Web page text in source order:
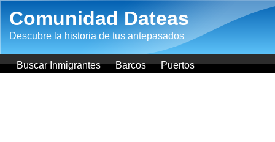
Comunidad Dateas
Descubre la historia de tus antepasados
Buscar Inmigrantes Barcos Puertos